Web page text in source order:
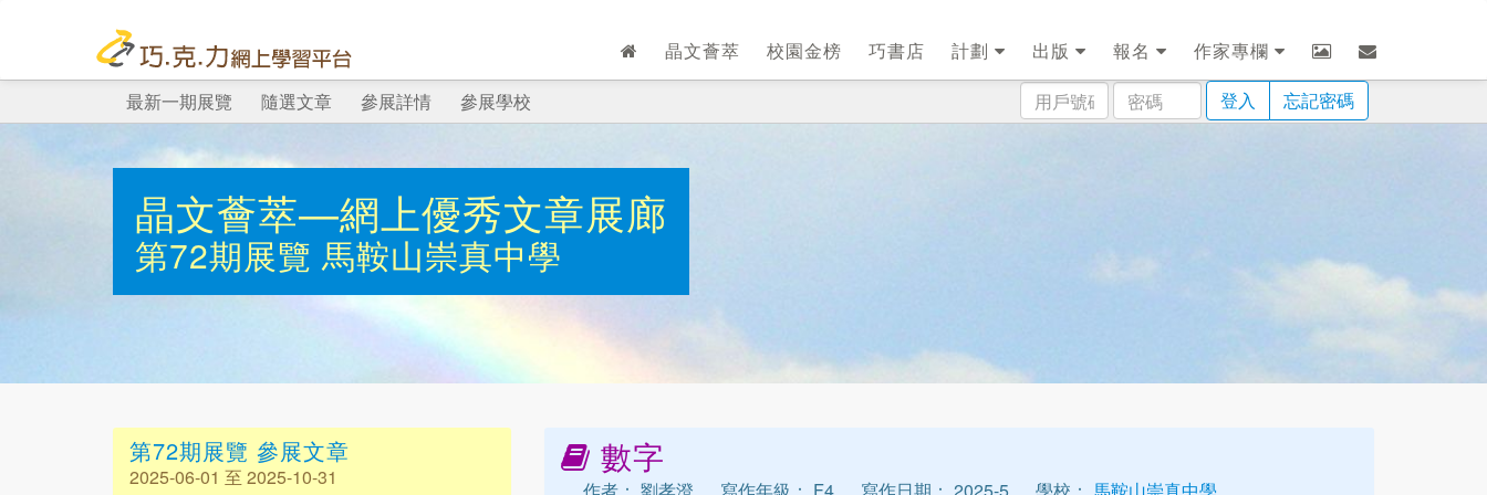
晶文薈萃 校園金榜 巧書店 計劃 出版 報名
作家專欄
用
戶
密
碼
登入 忘記密碼
最新一期展覽 隨選文章 參展詳情 參展學校
晶文薈萃—網上優秀文章展廊
第72期展覽 馬鞍山崇真中學
第72期展覽 參展文章
2025-06-01 至 2025-10-31 數字